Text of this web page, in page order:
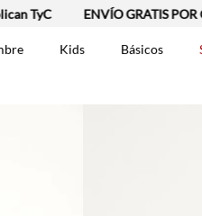
TyC ENVÍO GRATIS POR
Kids Básicos